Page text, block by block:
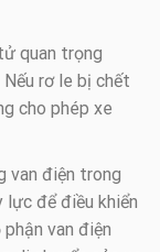
quan trọng
rơ le bị chết
cho phép xe
van điện trong
lực để điều khiển
van điện